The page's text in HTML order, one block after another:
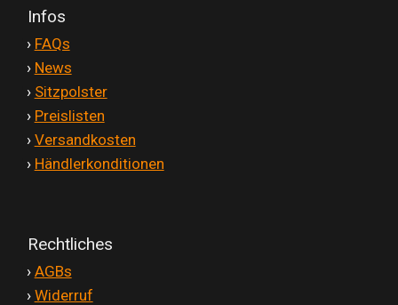
Zahlungsarten
Infos
› FAQs
› News
› Sitzpolster
› Preislisten
› Versandkosten
› Händlerkonditionen
Rechtliches
› AGBs
› Widerruf